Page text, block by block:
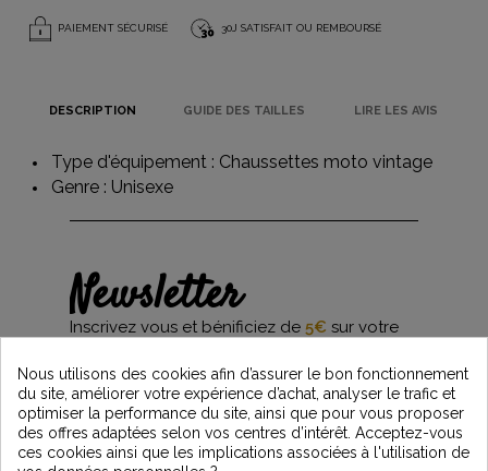
PAIEMENT SÉCURISÉ 30J SATISFAIT OU REMBOURSÉ
DESCRIPTION GUIDE DES TAILLES LIRE LES AVIS
Type d'équipement : Chaussettes moto vintage
Genre : Unisexe
Newsletter
Inscrivez vous et bénificiez de 5€ sur votre
et restez informés des dernières nouveautés
Vintage Motors
*Dès 99€ d'achat. En vous abonnant à notre newsletter, vous reconnaissez avoir pris
Nous utilisons des cookies afin d’assurer le bon fonctionnement
du site, améliorer votre expérience d’achat, analyser le trafic et
optimiser la performance du site, ainsi que pour vous proposer
des offres adaptées selon vos centres d’intérêt. Acceptez-vous
ces cookies ainsi que les implications associées à l'utilisation de